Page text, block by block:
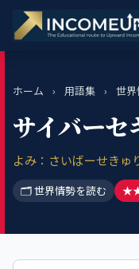
ホーム › 用語集 › 世
サイバーセ
よみ：さいばーせきゅ
🗂 世界情勢を読む